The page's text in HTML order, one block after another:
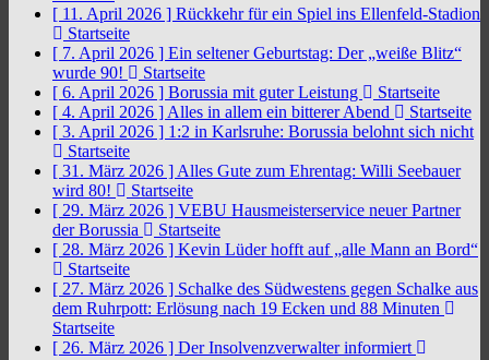
[ 11. April 2026 ] Rückkehr für ein Spiel ins Ellenfeld-Stadion
Startseite
[ 7. April 2026 ] Ein seltener Geburtstag: Der „weiße Blitz“
wurde 90!
Startseite
[ 6. April 2026 ] Borussia mit guter Leistung
Startseite
[ 4. April 2026 ] Alles in allem ein bitterer Abend
Startseite
[ 3. April 2026 ] 1:2 in Karlsruhe: Borussia belohnt sich nicht
Startseite
[ 31. März 2026 ] Alles Gute zum Ehrentag: Willi Seebauer
wird 80!
Startseite
[ 29. März 2026 ] VEBU Hausmeisterservice neuer Partner
der Borussia
Startseite
[ 28. März 2026 ] Kevin Lüder hofft auf „alle Mann an Bord“
Startseite
[ 27. März 2026 ] Schalke des Südwestens gegen Schalke aus
dem Ruhrpott: Erlösung nach 19 Ecken und 88 Minuten
Startseite
[ 26. März 2026 ] Der Insolvenzverwalter informiert